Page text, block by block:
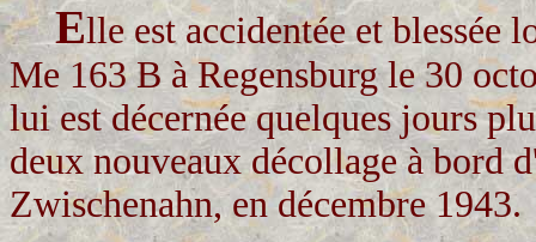
Elle est accidentée et blessée
Me 163 B à Regensburg le 30
lui est décernée quelques jours
deux nouveaux décollage à bord
Zwischenahn, en décembre 1943.